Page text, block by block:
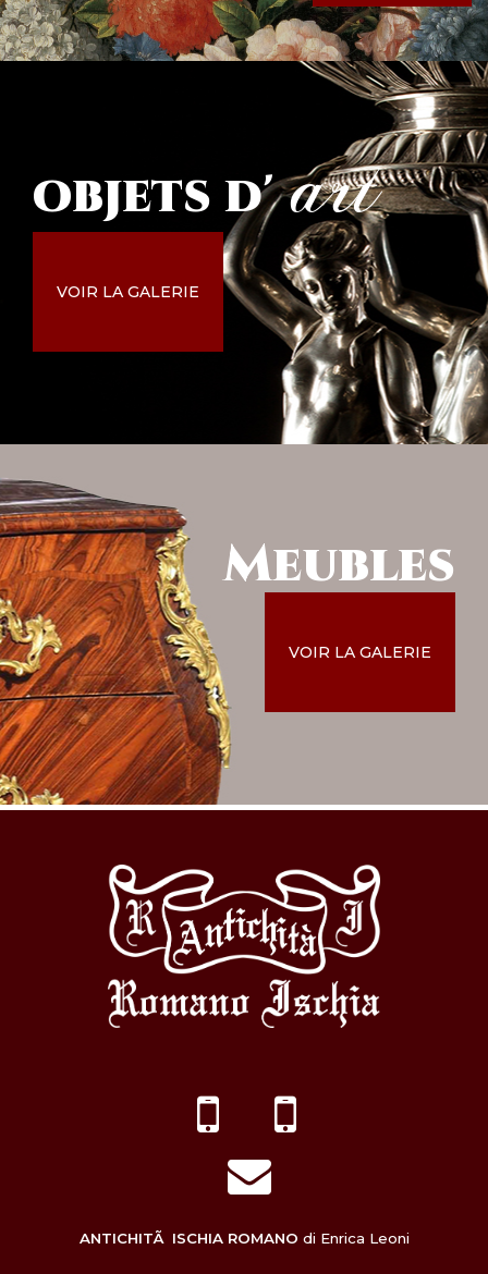
objets d' art
VOIR LA GALERIE
Meubles
VOIR LA GALERIE
ANTICHITÃ ISCHIA ROMANO di Enrica Leoni